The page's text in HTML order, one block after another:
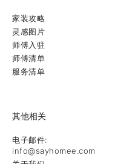
家装攻略
灵感图片
师傅入驻
师傅清单
服务清单
其他相关
电子邮件:
info@sayhomee.com